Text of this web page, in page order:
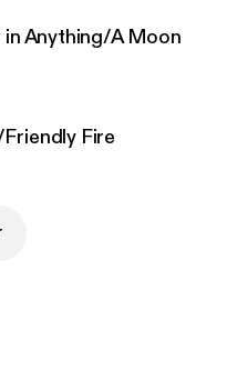
Anything/A Moon
Fire